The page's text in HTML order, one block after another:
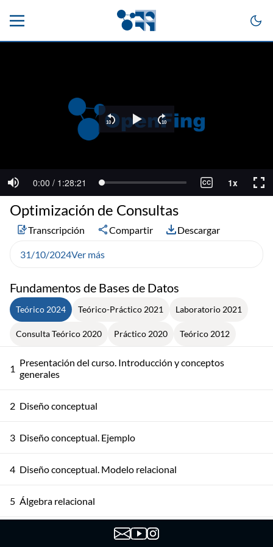
Fundamentos de Bases de Datos
Teórico 2024 Teórico-Práctico 2021 Laboratorio 2021
Consulta Teórico 2020 Práctico 2020 Teórico 2012
1 Presentación del curso. Introducción y conceptos
generales
2 Diseño conceptual
3 Diseño conceptual. Ejemplo
4 Diseño conceptual. Modelo relacional
5 Álgebra relacional
Álgebra relacional. Ejemplos
Optimización de Consultas
Transcripción Compartir Descargar
31/10/2024Ver más